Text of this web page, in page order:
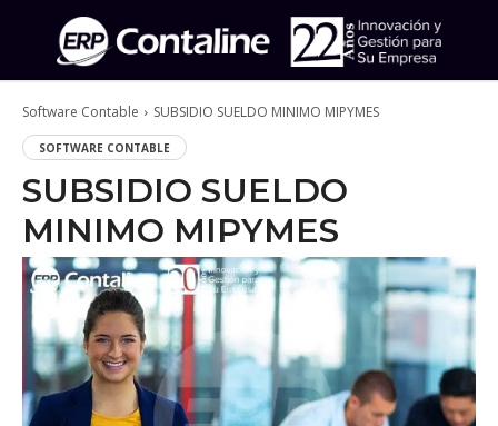
Software Contable SUBSIDIO SUELDO MINIMO MIPYMES
SOFTWARE CONTABLE
SUBSIDIO SUELDO
MINIMO MIPYMES